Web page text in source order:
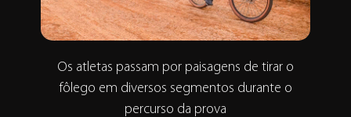
Os atletas passam por paisagens de tirar o
fôlego em diversos segmentos durante o
percurso da prova